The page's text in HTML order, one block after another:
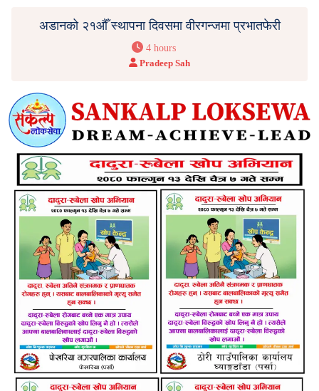
अडानको २१औँ स्थापना दिवसमा वीरगन्जमा प्रभातफेरी
4 hours
Pradeep Sah